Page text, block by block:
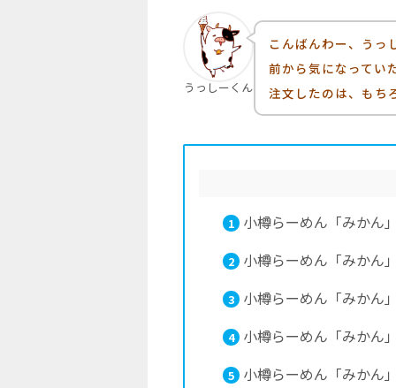
うっしーくん
こんばんわー、うっ
前から気になってい
注文したのは、もち
1 小樽らーめん「みかん
2 小樽らーめん「みかん
3 小樽らーめん「みかん
4 小樽らーめん「みかん
5 小樽らーめん「みかん